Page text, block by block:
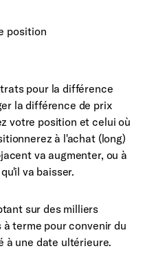
position
pour la différence
la différence de prix
votre position et celui où
à l'achat (long)
va augmenter, ou à
va baisser.
sur des milliers
terme pour convenir du
à une date ultérieure.